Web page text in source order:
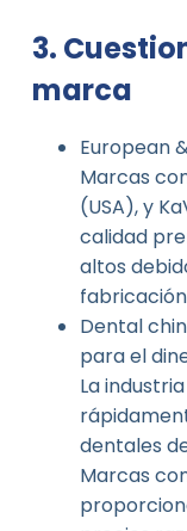
3.
marca
European
Marcas
(USA), y
calidad
altos
Dental
para el
La
dentales
Marcas